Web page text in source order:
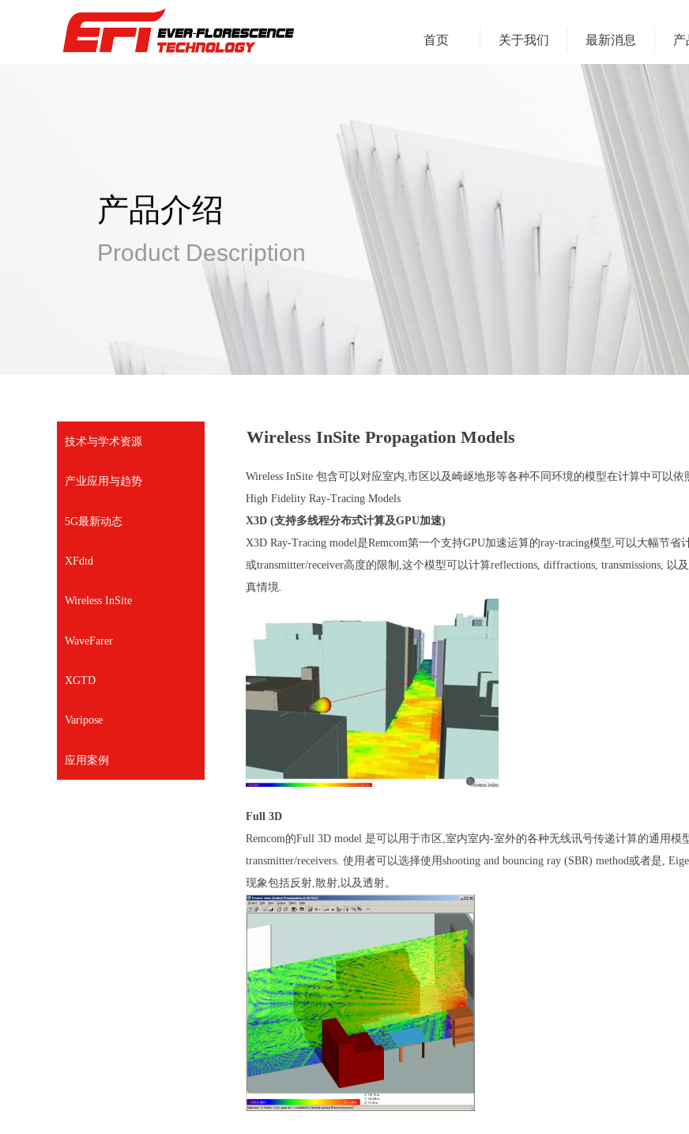
首页 关于我们 最新消息 产
Wireless InSite Propagation Models
Wireless InSite 包含可以对应室内,市区以及崎岖地形等各种不同环境的模型在计算中可以依
High Fidelity Ray-Tracing Models
X3D (支持多线程分布式计算及GPU加速)
X3D Ray-Tracing model是Remcom第一个支持GPU加速运算的ray-tracing模型,可以大幅节
或transmitter/receiver高度的限制,这个模型可以计算reflections, diffractions, transmissions,
真情境.
Full 3D
Remcom的Full 3D model 是可以用于市区 ,室内室内-室外的各种无线讯号传递计算的通用模
transmitter/receivers. 使用者可以选择使用shooting and bouncing ray (SBR) method或者是,
现象包括反射,散射, 以及透射。
产品介绍
Product Description
技术与学术资源
产业应用与趋势
5G最新动态
XFdtd
Wireless InSite
WaveFarer
XGTD
Varipose
应用案例